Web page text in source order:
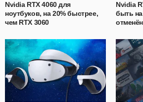
Nvidia RTX 4060 для
ноутбуков, на 20% быстрее,
чем RTX 3060
Nvidia
быть